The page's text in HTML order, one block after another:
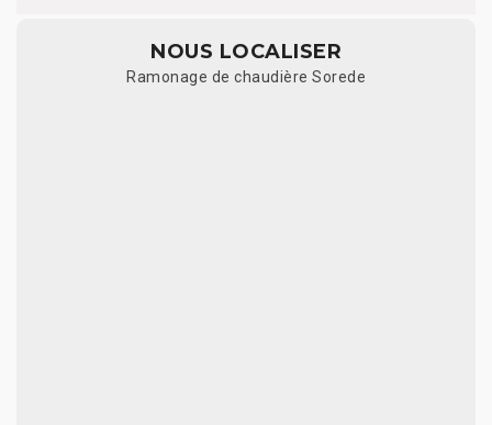
NOUS LOCALISER
Ramonage de chaudière Sorede